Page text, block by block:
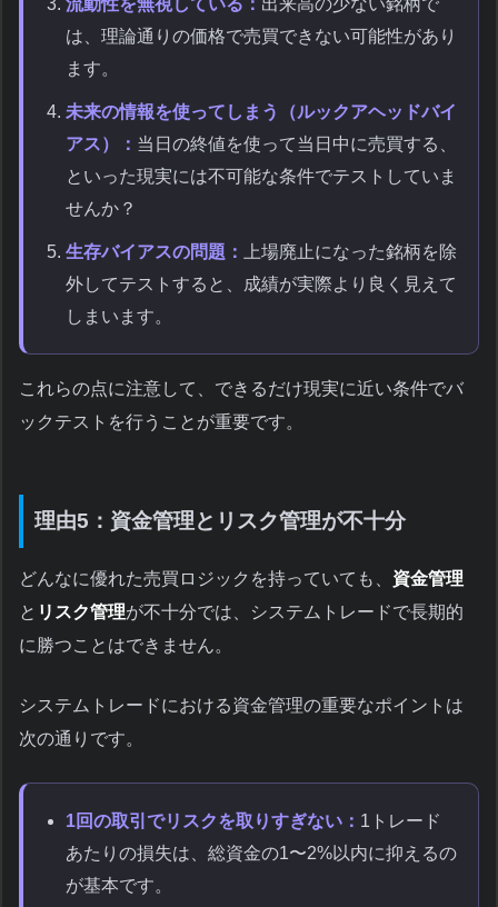
流動性を無視している： 出来高の少ない銘柄で
は、理論通りの価格で売買できない可能性があり
ます。
未来の情報を使ってしまう（ルックアヘッドバイ
アス）： 当日の終値を使って当日中に売買する、
といった現実には不可能な条件でテストしていま
せんか？
生存バイアスの問題：
上場廃止になった銘柄を除
外してテストすると、成績が実際より良く見えて
しまいます。
これらの点に注意して、できるだけ現実に近い条件でバ
ックテストを行うことが重要です。
理由5：資金管理とリスク管理が不十分
どんなに優れた売買ロジックを持っていても、 資金管理
と リスク管理が不十分では、システムトレードで長期的
に勝つことはできません。
システムトレードにおける資金管理の重要なポイントは
次の通りです。
1回の取引でリスクを取りすぎない： 1トレード
あたりの損失は、総資金の1〜2%以内に抑えるの
が基本です。